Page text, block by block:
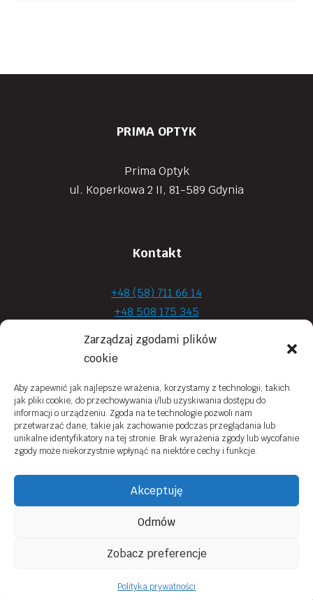
Zarządzaj zgodami plików
cookie
Aby zapewnić jak najlepsze wrażenia, korzystamy z technologii, takich
jak pliki cookie, do przechowywania i/lub uzyskiwania dostępu do
informacji o urządzeniu. Zgoda na te technologie pozwoli nam
przetwarzać dane, takie jak zachowanie podczas przeglądania lub
unikalne identyfikatory na tej stronie. Brak wyrażenia zgody lub wycofanie
zgody może niekorzystnie wpłynąć na niektóre cechy i funkcje.
Akceptuję
Odmów
Zobacz preferencje
Polityka prywatności
PRIMA OPTYK
Prima Optyk
ul. Koperkowa 2 II, 81-589 Gdynia
Kontakt
+48 (58) 711 66 14
+48 508 175 345
+48 720 870 590
prima.optyk@gmail.com
Moje konto
Obowiązek Informacyjny
Polityka prywatności
Regulamin sklepu online
© 2026 Prima Optyk Wykonanie